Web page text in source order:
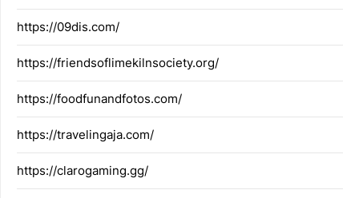
https://09dis.com/
https://friendsoflimekilnsociety.org/
https://foodfunandfotos.com/
https://travelingaja.com/
https://clarogaming.gg/